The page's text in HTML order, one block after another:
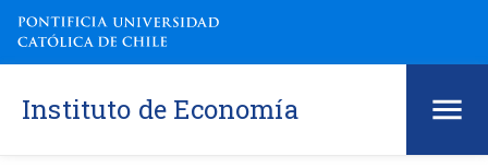
Instituto de Economía